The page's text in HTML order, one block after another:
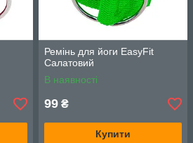
Ремінь для йоги EasyFit
Салатовий
В наявності
99 ₴
Купити